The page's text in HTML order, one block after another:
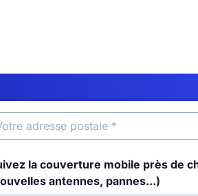
la couverture mobile près de
antennes, pannes...)